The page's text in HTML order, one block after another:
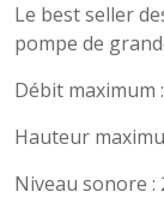
Le best seller
pompe de
Débit maximum
Hauteur
Niveau sonore :